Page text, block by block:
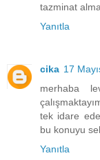
tazminat
Yanıtla
cika 17
merhaba
tek idare
bu konuyu
Yanıtla